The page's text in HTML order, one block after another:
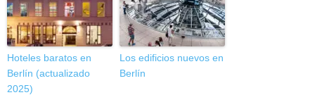
Hoteles baratos en
Berlín (actualizado
2025)
Los edificios nuevos en
Berlín